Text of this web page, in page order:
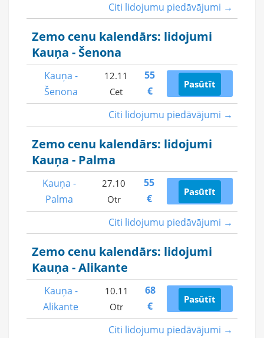
Citi lidojumu piedāvājumi →
Zemo cenu kalendārs: lidojumi
Kauņa - Šenona
Citi lidojumu piedāvājumi →
Kauņa -
Šenona
12.11
Cet
55
€
Pasūtīt
Zemo cenu kalendārs: lidojumi
Kauņa - Palma
Citi lidojumu piedāvājumi →
Kauņa -
Palma
27.10
Otr
55
€
Pasūtīt
Zemo cenu kalendārs: lidojumi
Kauņa - Alikante
Citi lidojumu piedāvājumi →
Kauņa -
Alikante
10.11
Otr
68
€
Pasūtīt